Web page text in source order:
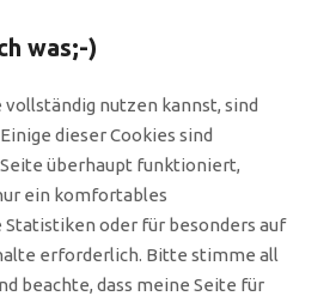
was;-)
nutzen kannst, sind
dieser Cookies sind
überhaupt funktioniert,
ein komfortables
Statistiken oder für besonders auf
erforderlich. Bitte stimme all
beachte, dass meine Seite für